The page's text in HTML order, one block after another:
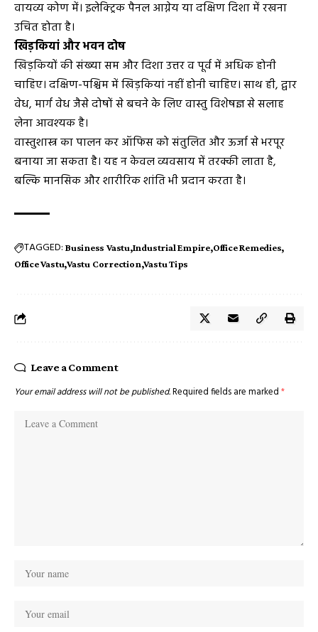
वायव्य कोण में। इलेक्ट्रिक पैनल आग्नेय या दक्षिण दिशा में रखना
उचित होता है।
खिड़कियां और भवन दोष
खिड़कियों की संख्या सम और दिशा उत्तर व पूर्व में अधिक होनी
चाहिए। दक्षिण-पश्चिम में खिड़कियां नहीं होनी चाहिए। साथ ही, द्वार
वेध, मार्ग वेध जैसे दोषों से बचने के लिए वास्तु विशेषज्ञ से सलाह
लेना आवश्यक है।
वास्तुशास्त्र का पालन कर ऑफिस को संतुलित और ऊर्जा से भरपूर
बनाया जा सकता है। यह न केवल व्यवसाय में तरक्की लाता है,
बल्कि मानसिक और शारीरिक शांति भी प्रदान करता है।
TAGGED: Business Vastu Industrial Empire Office Remedies
Office Vastu Vastu Correction Vastu Tips
Leave a Comment
Your email address will not be published.Required fields are marked *